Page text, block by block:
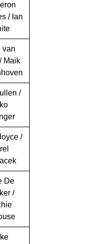
/ Ian
van
Maik
/
/
De
/